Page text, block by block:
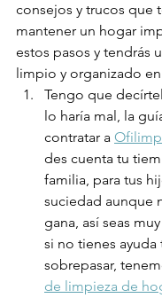
consejos y trucos que
mantener un hogar
estos pasos y tendrás
limpio y organizado
Tengo que
lo haría mal, la
contratar a
des cuenta tu
familia, para tus
suciedad aunque
gana, así seas
si no tienes ayuda
sobrepasar,
de limpieza de